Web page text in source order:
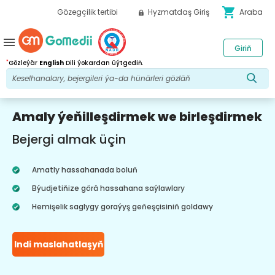
Gözegçilik tertibi Hyzmatdaş Giriş shopping_cart Araba
*Gözleýär English Dili ýokardan üýtgediň.
Giriň
menu
Amaly ýeňilleşdirmek we birleşdirmek
Bejergi almak üçin
Amatly hassahanada boluň
Býudjetiňize görä hassahana saýlawlary
Hemişelik saglygy goraýyş geňeşçisiniň goldawy
Indi maslahatlaşyň